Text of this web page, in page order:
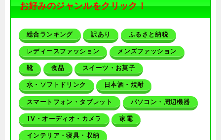
お好みのジャンルをクリック！
総合ランキング 訳あり ふるさと納税
レディースファッション メンズファッション
靴 食品 スイーツ・お菓子
水・ソフトドリンク 日本酒・焼酎
スマートフォン・タブレット パソコン・周辺機器
TV・オーディオ・カメラ 家電
インテリア・寝具・収納